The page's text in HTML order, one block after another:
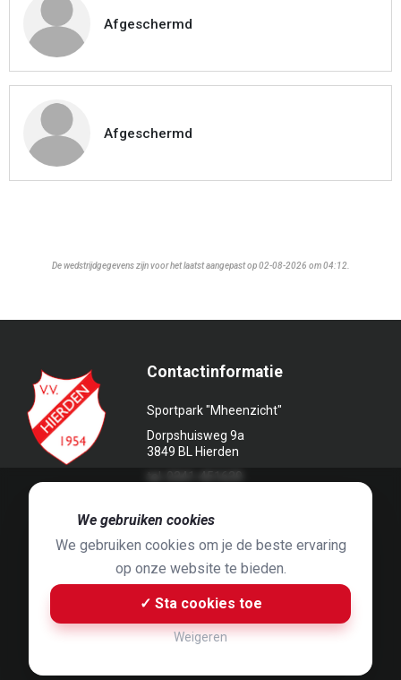
Afgeschermd
Afgeschermd
De wedstrijdgegevens zijn voor het laatst aangepast op 02-08-2026 om 04:12.
Contactinformatie
Sportpark "Mheenzicht"
Dorpshuisweg 9a
3849 BL Hierden
Jaap Hop & ontwerpen door
Built byBluey B.V.& Jelle de Haan
We gebruiken cookies
We gebruiken cookies om je de beste ervaring
op onze website te bieden.
✓ Sta cookies toe
Weigeren